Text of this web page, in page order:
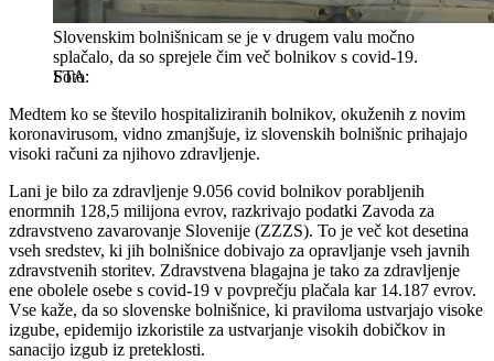
Slovenskim bolnišnicam se je v drugem valu močno
splačalo, da so sprejele čim več bolnikov s covid-19.
STA
Medtem ko se število hospitaliziranih bolnikov, okuženih z novim
koronavirusom, vidno zmanjšuje, iz slovenskih bolnišnic prihajajo
visoki računi za njihovo zdravljenje.
Lani je bilo za zdravljenje 9.056 covid bolnikov porabljenih
enormnih 128,5 milijona evrov, razkrivajo podatki Zavoda za
zdravstveno zavarovanje Slovenije (ZZZS). To je več kot desetina
vseh sredstev, ki jih bolnišnice dobivajo za opravljanje vseh javnih
zdravstvenih storitev. Zdravstvena blagajna je tako za zdravljenje
ene obolele osebe s covid-19 v povprečju plačala kar 14.187 evrov.
Vse kaže, da so slovenske bolnišnice, ki praviloma ustvarjajo visoke
izgube, epidemijo izkoristile za ustvarjanje visokih dobičkov in
sanacijo izgub iz preteklosti.